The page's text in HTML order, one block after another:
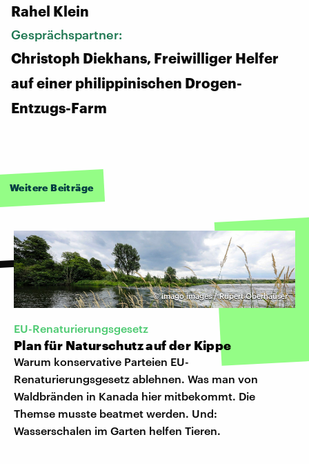
Rahel Klein
Gesprächspartner:
Christoph Diekhans, Freiwilliger Helfer
auf einer philippinischen Drogen-
Entzugs-Farm
Weitere Beiträge
©imago images / Rupert Oberhäuser
EU-Renaturierungsgesetz
Plan für Naturschutz auf der Kippe
Warum konservative Parteien EU-
Renaturierungsgesetz ablehnen. Was man von
Waldbränden in Kanada hier mitbekommt. Die
Themse musste beatmet werden. Und:
Wasserschalen im Garten helfen Tieren.